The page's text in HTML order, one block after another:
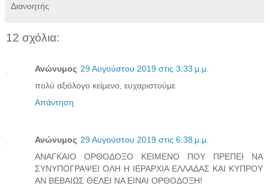
Διανοητής
12 σχόλια:
Ανώνυμος 29 Αυγούστου 2019 στις 3:33 μ.μ.
πολύ αξιόλογο κείμενο, ευχαριστούμε
Απάντηση
Ανώνυμος 29 Αυγούστου 2019 στις 6:38 μ.μ.
ΑΝΑΓΚΑΙΟ ΟΡΘΟΔΟΞΟ ΚΕΙΜΕΝΟ ΠΟΥ ΠΡΕΠΕΙ ΝΑ
ΣΥΝΥΠΟΓΡΑΨΕΙ ΟΛΗ Η ΙΕΡΑΡΧΙΑ ΕΛΛΑΔΑΣ ΚΑΙ ΚΥΠΡΟΥ
ΑΝ ΒΕΒΑΙΩΣ ΘΕΛΕΙ ΝΑ ΕΙΝΑΙ ΟΡΘΟΔΟΞΗ!